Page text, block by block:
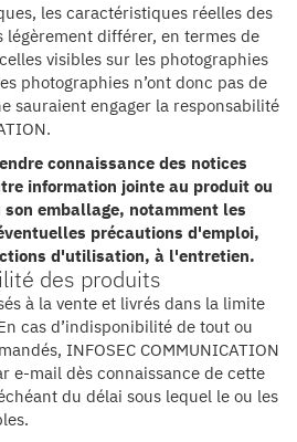
les caractéristiques réelles des
différer, en termes de
visibles sur les photographies
photographies n’ont donc pas de
sauraient engager la responsabilité
connaissance des notices
information jointe au produit ou
emballage, notamment les
précautions d'emploi,
d'utilisation, à l'entretien.
des produits
à la vente et livrés dans la limite
cas d’indisponibilité de tout ou
INFOSEC COMMUNICATION
e-mail dès connaissance de cette
du délai sous lequel le ou les